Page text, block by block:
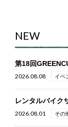
NEW
第18回
2026.08.08 イベ
レンタルバイク
2026.08.01 その